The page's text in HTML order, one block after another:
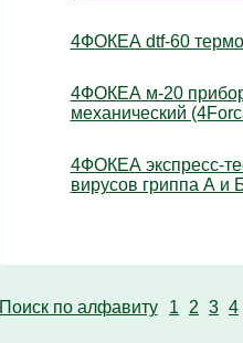
4ФОКЕА dtf-60
4ФОКЕА м-20 прибор
механический
4ФОКЕА экспресс-
вирусов гриппа А и
Поиск по алфавиту 1 2 3 4